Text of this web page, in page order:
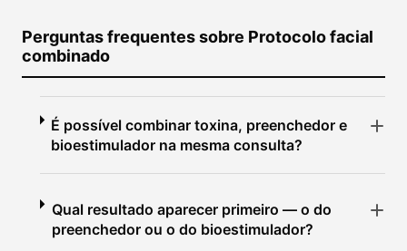
Perguntas frequentes sobre Protocolo facial
combinado
É possível combinar toxina, preenchedor e
bioestimulador na mesma consulta?
Qual resultado aparecer primeiro — o do
preenchedor ou o do bioestimulador?